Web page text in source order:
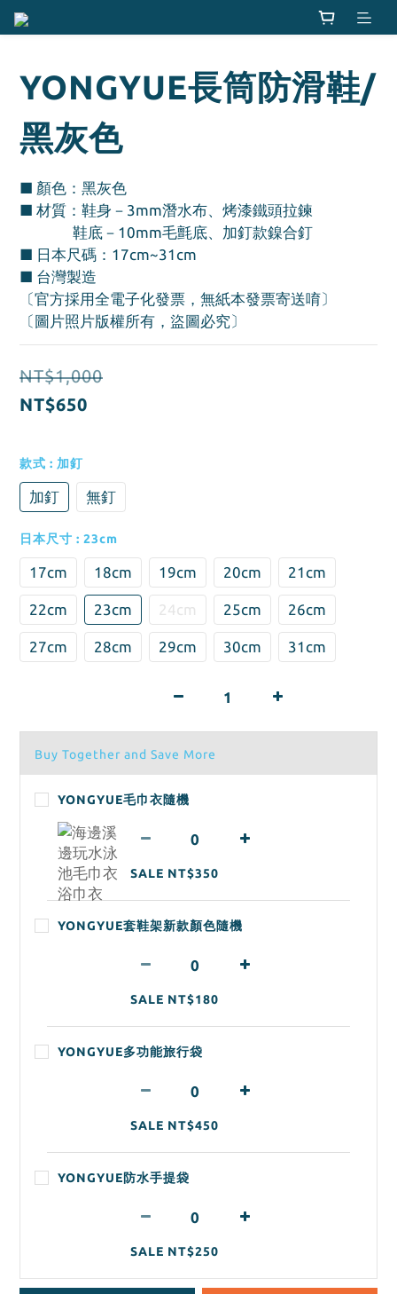
YONGYUE長筒防滑鞋/
黑灰色
■ 顏色：黑灰色
■ 材質：鞋身－3mm潛水布、烤漆鐵頭拉鍊
               鞋底－10mm毛氈底、加釘款鎳合釘
■ 日本尺碼：17cm~31cm
■ 台灣製造
〔官方採用全電子化發票，無紙本發票寄送唷〕
〔圖片照片版權所有，盜圖必究〕
NT$1,000
NT$650
款式 : 加釘
加釘 無釘
日本尺寸 : 23cm
17cm 18cm 19cm 20cm 21cm
22cm 23cm 24cm 25cm 26cm
27cm 28cm 29cm 30cm 31cm
Buy Together and Save More
YONGYUE毛巾衣隨機
SALE NT$350
YONGYUE套鞋架新款顏色隨機
SALE NT$180
YONGYUE多功能旅行袋
SALE NT$450
YONGYUE防水手提袋
SALE NT$250